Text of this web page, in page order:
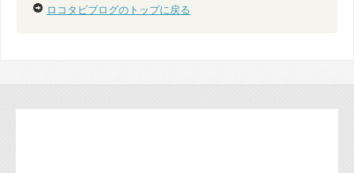
ロコタビブログのトップに戻る